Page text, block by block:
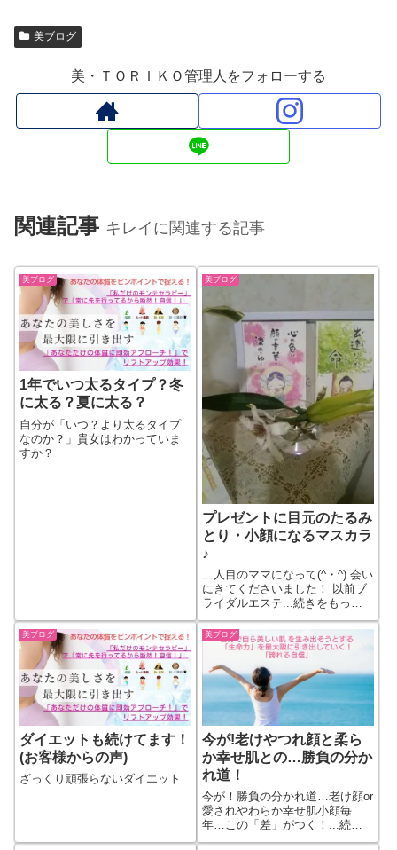
美ブログ
美・ＴＯＲＩＫＯ管理人をフォローする
関連記事 キレイに関連する記事
美ブログ
1年でいつ太るタイプ？冬
に太る？夏に太る？
自分が「いつ？より太るタイプ
なのか？」貴女はわかっていま
すか？
美ブログ
プレゼントに目元のたるみ
とり・小顔になるマスカラ
♪
二人目のママになって(^・^) 会い
にきてくださいました！ 以前ブ
ライダルエステ...続きをもっと
見る
美ブログ
ダイエットも続けてます！
(お客様からの声)
ざっくり頑張らないダイエット
美ブログ
今が!老けやつれ顔と柔ら
か幸せ肌との…勝負の分か
れ道！
今が！勝負の分かれ道…老け顔or
愛されやわらか幸せ肌小顔毎
年…この「差」がつく！...続き
をもっと見る